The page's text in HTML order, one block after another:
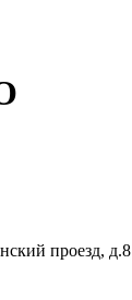
проезд, д.8